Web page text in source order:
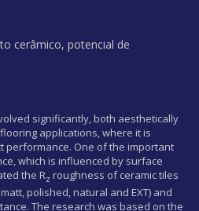
cerâmico, potencial de
significantly, both aesthetically
applications, where it is
performance. One of the important
which is influenced by surface
the Rz roughness of ceramic tiles
polished, natural and EXT) and
The research was based on the